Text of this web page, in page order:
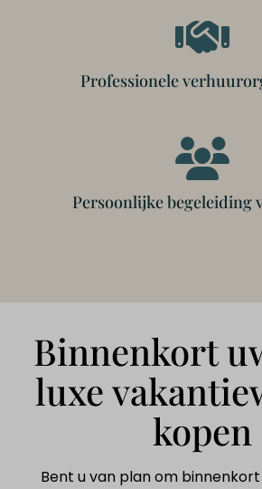
Professionele
Persoonlijke begeleiding
Binnenkort
luxe
kopen
Bent u van plan om